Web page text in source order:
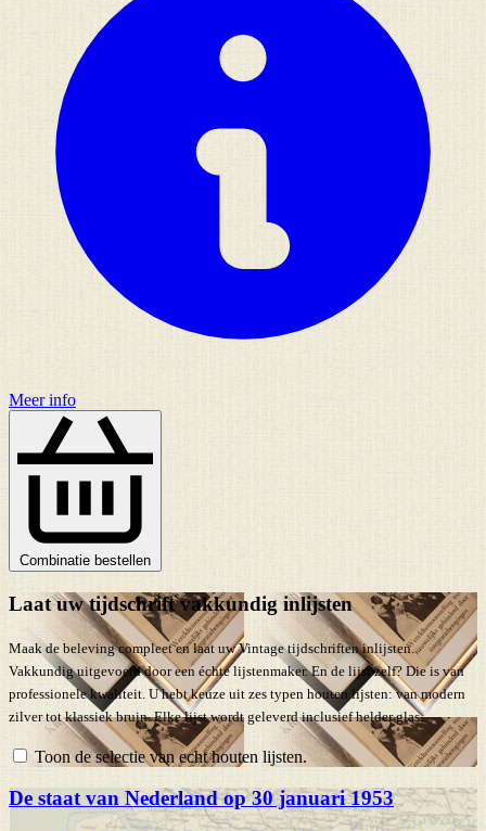
Meer info
Combinatie bestellen
Laat uw tijdschrift vakkundig inlijsten
Maak de beleving compleet en laat uw Vintage tijdschriften inlijsten.
Vakkundig uitgevoerd door een échte lijstenmaker. En de lijst zelf? Die is van
professionele kwaliteit. U hebt keuze uit zes typen houten lijsten: van modern
zilver tot klassiek bruin. Elke lijst wordt geleverd inclusief helder glas.
Toon de selectie van echt houten lijsten.
De staat van Nederland op 30 januari 1953